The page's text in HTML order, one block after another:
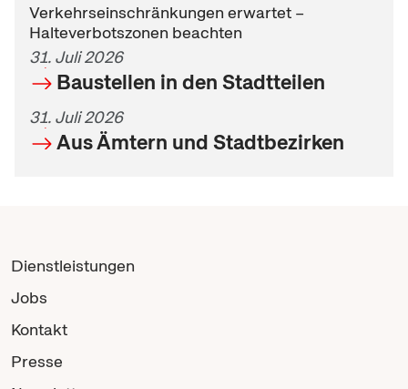
Verkehrseinschränkungen erwartet –
Halteverbotszonen beachten
31. Juli 2026
Baustellen in den Stadtteilen
31. Juli 2026
Aus Ämtern und Stadtbezirken
Dienstleistungen
Jobs
Kontakt
Presse